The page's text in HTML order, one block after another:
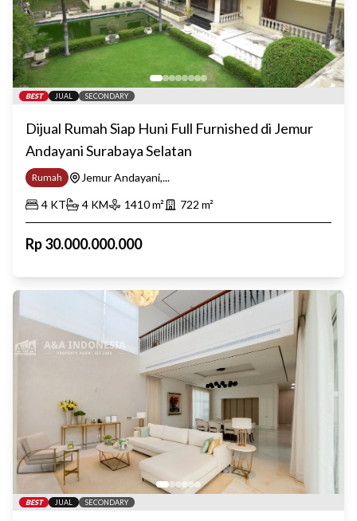
BEST JUAL SECONDARY
Dijual Rumah Siap Huni Full Furnished di Jemur
Andayani Surabaya Selatan
Rumah
Jemur Andayani,...
4 KT 4 KM 1410m² 722 m²
Rp30.000.000.000
BEST JUAL SECONDARY